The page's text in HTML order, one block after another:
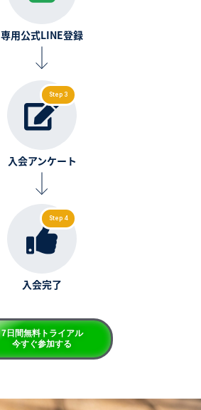
専用公式LINE登録
Step 3
入会アンケート
Step 4
入会完了
7日間無料トライアル
今すぐ参加する